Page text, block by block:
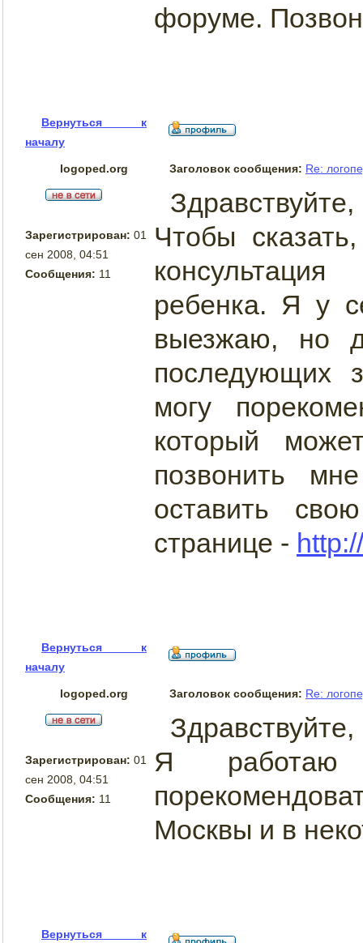
форуме.
Вернуться к
началу
logoped.org Заголовок сообщения: Re:
Зарегистрирован: 01
сен 2008, 04:51
Сообщения: 11
Чтобы
ребенка. Я у
выезжаю, но
последующих
могу
который
позвонить
оставить
странице -
Вернуться к
началу
logoped.org Заголовок сообщения: Re:
Зарегистрирован: 01
сен 2008, 04:51
Сообщения: 11
Я
Москвы и в
Вернуться к